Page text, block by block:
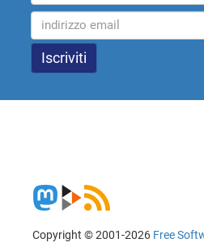
Copyright © 2001-2026 Free